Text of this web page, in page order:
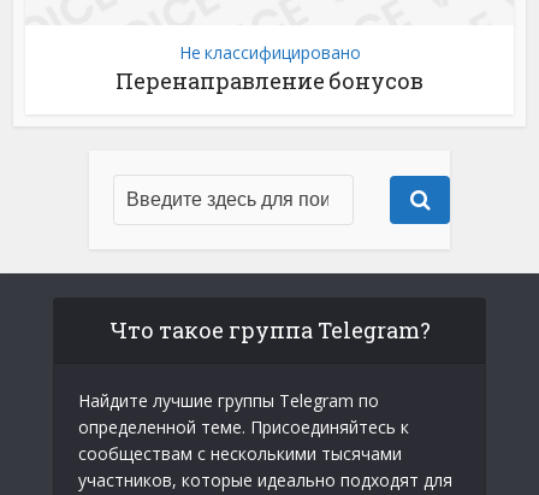
Не классифицировано
Перенаправление бонусов
Что такое группа Telegram?
Найдите лучшие группы Telegram по
определенной теме. Присоединяйтесь к
сообществам с несколькими тысячами
участников, которые идеально подходят для